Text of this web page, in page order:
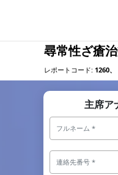
尋常性ざ瘡
レポートコード: 1260、
主席ア